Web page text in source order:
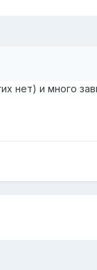
нет) и много